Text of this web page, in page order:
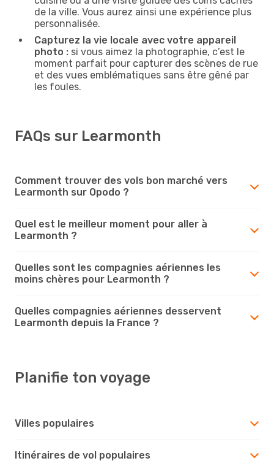
de la ville. Vous aurez ainsi une expérience plus
personnalisée.
Capturez la vie locale avec votre appareil
photo : si vous aimez la photographie, c’est le
moment parfait pour capturer des scènes de rue
et des vues emblématiques sans être gêné par
les foules.
FAQs sur Learmonth
Comment trouver des vols bon marché vers
Learmonth sur Opodo ?
Quel est le meilleur moment pour aller à
Learmonth ?
Quelles sont les compagnies aériennes les
moins chères pour Learmonth ?
Quelles compagnies aériennes desservent
Learmonth depuis la France ?
Planifie ton voyage
Villes populaires
Itinéraires de vol populaires